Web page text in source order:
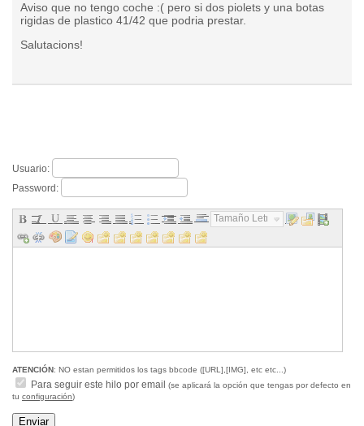
Aviso que no tengo coche :( pero si dos piolets y una botas
rigidas de plastico 41/42 que podria prestar.
Salutacions!
Usuario:
Password:
Tamaño Letra...
ATENCIÓN: NO estan permitidos los tags bbcode ([URL],[IMG], etc etc...)
Para seguir este hilo por email
(se aplicará la opción que tengas por defecto en
tu configuración)